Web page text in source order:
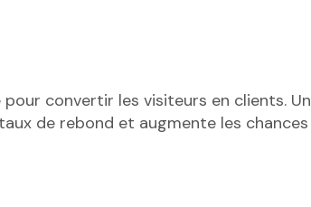
convertir les visiteurs en clients. Un
de rebond et augmente les chances